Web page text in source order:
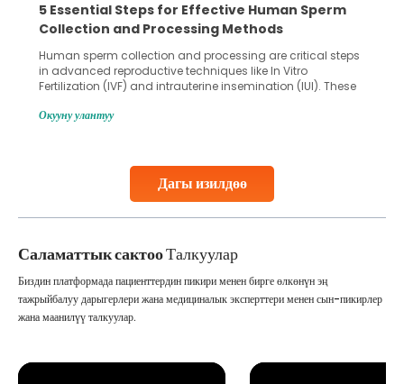
Дагы изилдөө
5 Essential Steps for Effective Human Sperm
Collection and Processing Methods
Human sperm collection and processing are critical steps
in advanced reproductive techniques like In Vitro
Fertilization (IVF) and intrauterine insemination (IUI). These
challenges and help couples achieve their dream of
collected, they process the
Окууну улантуу
Саламаттык сактооТалкуулар
Биздин платформада пациенттердин пикири менен бирге өлкөнүн эң
тажрыйбалуу дарыгерлери жана медициналык эксперттери менен сын-пикирлер
жана маанилүү талкуулар.